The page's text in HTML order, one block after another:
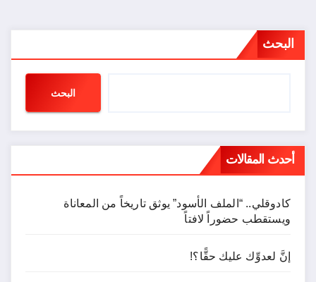
البحث
البحث
أحدث المقالات
كادوقلي.. “الملف الأسود” يوثق تاريخاً من المعاناة
ويستقطب حضوراً لافتاً
إنَّ لعدوِّك عليك حقًّا؟!